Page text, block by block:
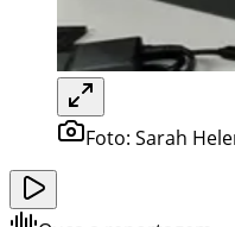
Foto: Sarah